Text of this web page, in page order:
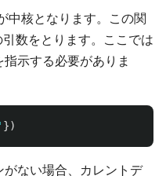
中核となります。この関
数をとります。ここでは
示する必要がありま
})
がない場合、カレントデ